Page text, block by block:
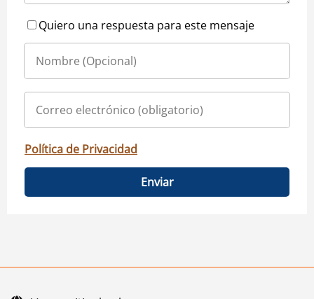
Quiero una respuesta para este mensaje
Política de Privacidad
Enviar